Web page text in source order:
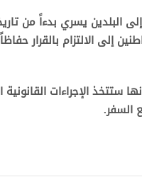
البلدين يسري بدءاً من
إلى الالتزام بالقرار
ستتخذ الإجراءات القانونية
السفر.